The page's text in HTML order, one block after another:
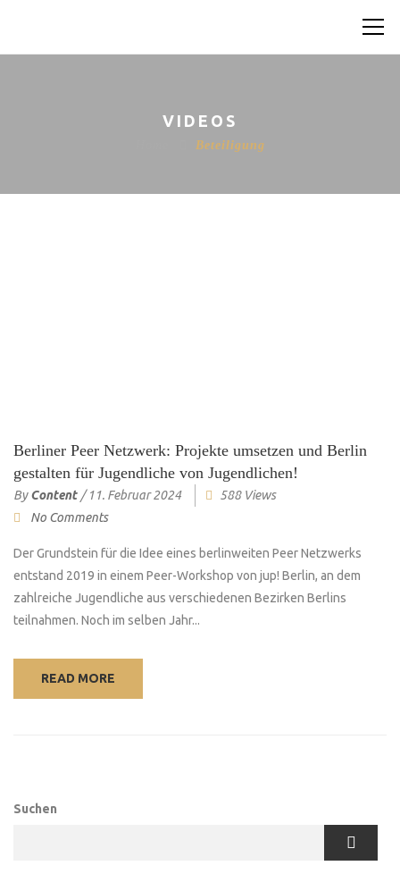
VIDEOS
Beteiligung
Berliner Peer Netzwerk: Projekte umsetzen und Berlin
gestalten für Jugendliche von Jugendlichen!
By Content /11. Februar 2024
588 Views
No Comments
Der Grundstein für die Idee eines berlinweiten Peer Netzwerks
entstand 2019 in einem Peer-Workshop von jup! Berlin, an dem
zahlreiche Jugendliche aus verschiedenen Bezirken Berlins
teilnahmen. Noch im selben Jahr...
READ MORE
Suchen